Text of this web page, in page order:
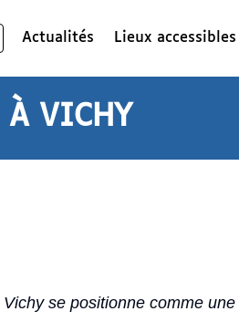
Actualités Lieux accessibles
ÀVICHY
se positionne comme